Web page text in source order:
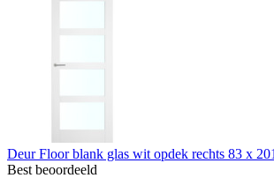
Deur Floor blank glas wit opdek rechts 83 x
Best beoordeeld